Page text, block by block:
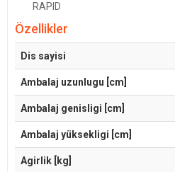
RAPID
Özellikler
Dis sayisi
Ambalaj uzunlugu [cm]
Ambalaj genisligi [cm]
Ambalaj yüksekligi [cm]
Agirlik [kg]